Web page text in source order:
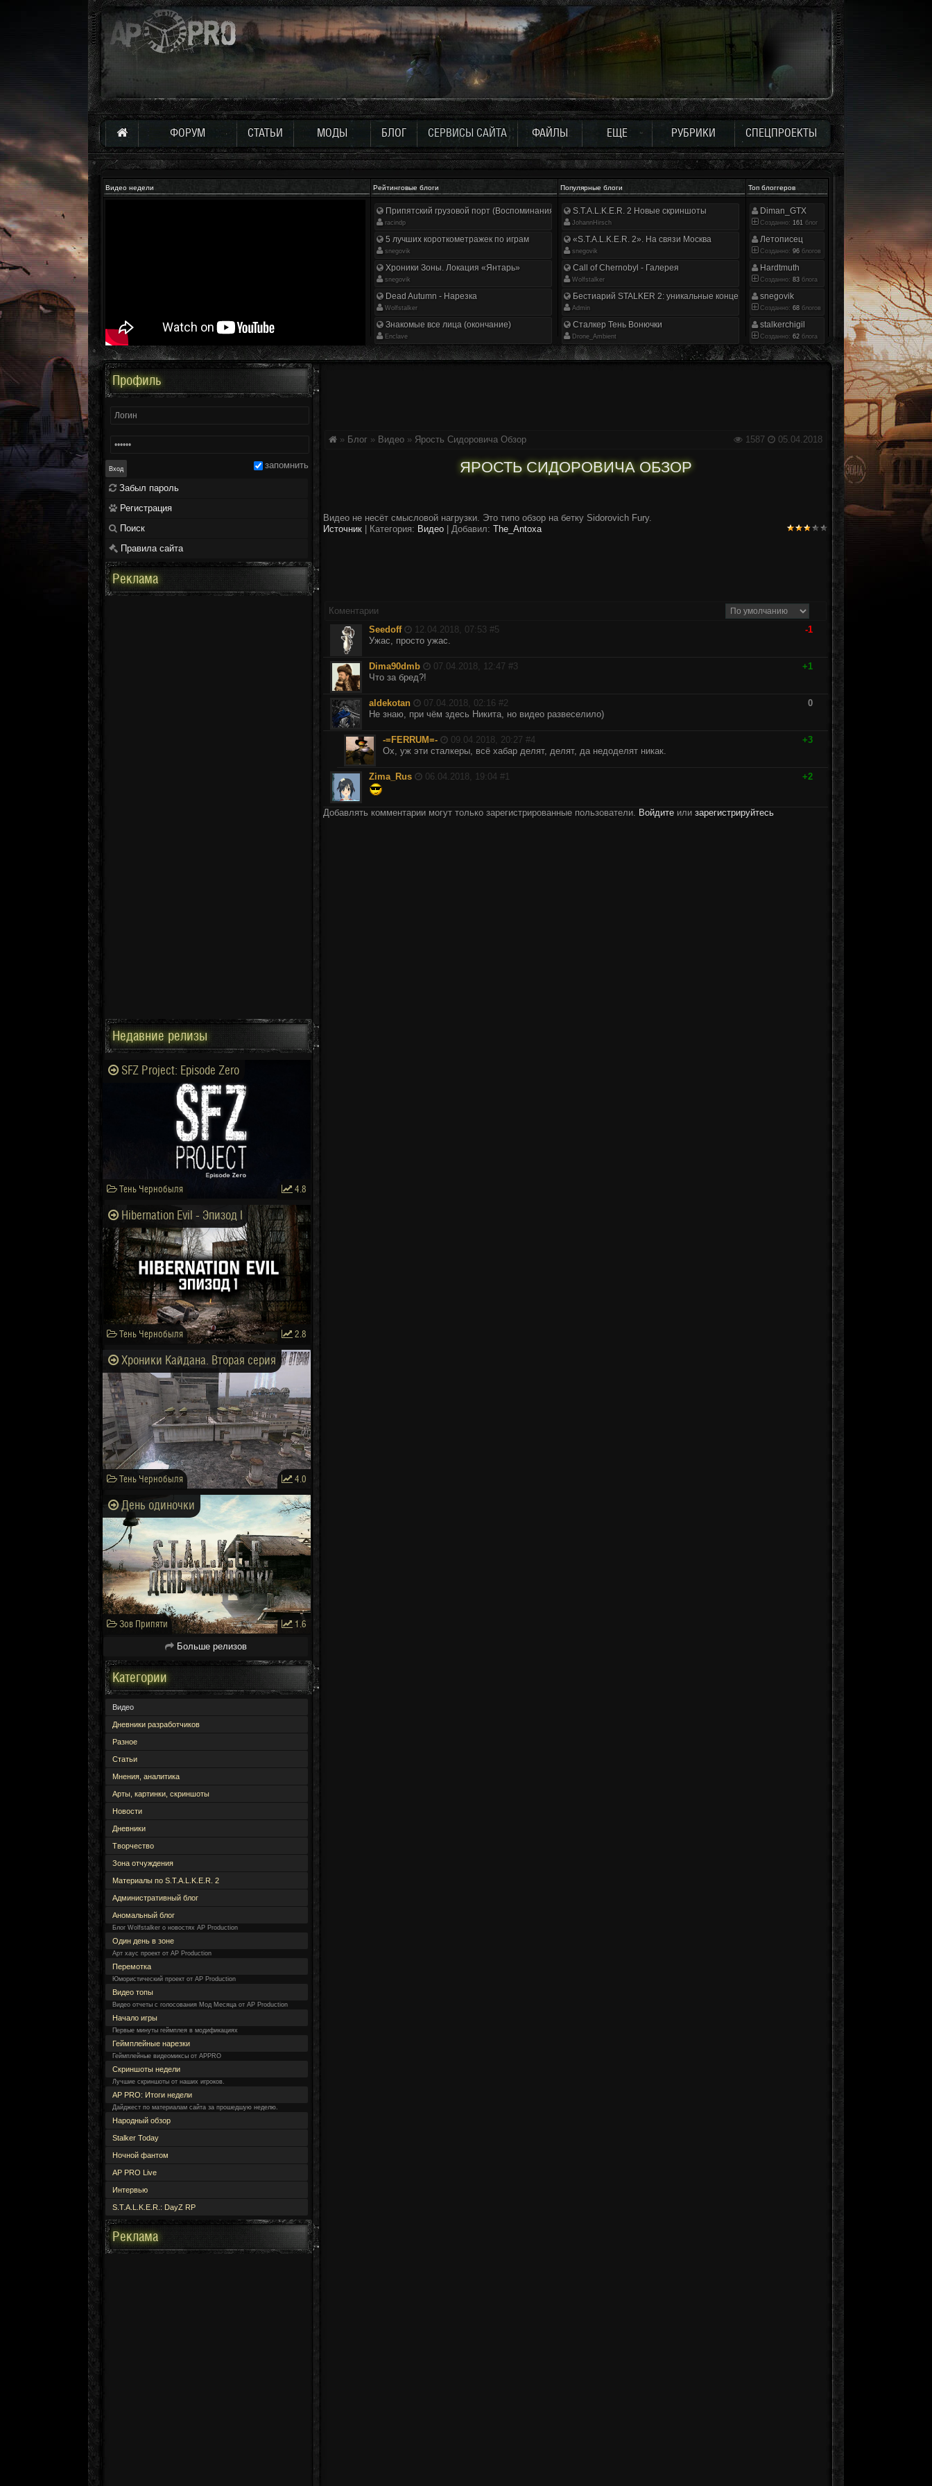
ФОРУМ СТАТЬИ МОДЫ БЛОГ СЕРВИСЫ САЙТА ФАЙЛЫ ЕЩЕ РУБРИКИ СПЕЦПРОЕКТЫ
Видео недели Рейтинговые блоги Популярные блоги Топ блоггеров
Припятский грузовой порт (Воспоминания ликвидатора)
racindp
5 лучших короткометражек по играм
snegovik
Хроники Зоны. Локация «Янтарь»
snegovik
Dead Autumn - Нарезка
Wolfstalker
Знакомые все лица (окончание)
Enclave
S.T.A.L.K.E.R. 2 Новые скриншоты
JohannHirsch
«S.T.A.L.K.E.R. 2». На связи Москва
snegovik
Call of Chernobyl - Галерея
Wolfstalker
Бестиарий STALKER 2: уникальные концепт-арты
Аdmin
Сталкер Тень Вонючки
Drone_Ambient
Diman_GTX
Созданно: 161 блог
Летописец
Созданно: 96 блогов
Hardtmuth
Созданно: 83 блога
snegovik
Созданно: 68 блогов
stalkerchigil
Созданно: 62 блога
1587 05.04.2018
» Блог » Видео » Ярость Сидоровича Обзор
ЯРОСТЬ СИДОРОВИЧА ОБЗОР
Видео не несёт смысловой нагрузки. Это типо обзор на бетку Sidorovich Fury.
Источник
Категория: Видео | Добавил: The_Antoxa
Коментарии
Seedoff
12.04.2018, 07:53 #5
-1
Ужас, просто ужас.
Dima90dmb 07.04.2018, 12:47 #3
+1
Что за бред?!
aldekotan 07.04.2018, 02:16 #2
0
Не знаю, при чём здесь Никита, но видео развеселило)
-=FERRUM=- 09.04.2018, 20:27 #4
+3
Ох, уж эти сталкеры, всё хабар делят, делят, да недоделят никак.
Zima_Rus 06.04.2018, 19:04 #1 +2
Добавлять комментарии могут только зарегистрированные пользователи. Войдите или зарегистрируйтесь
Профиль
запомнить
Забыл пароль
Регистрация
Поиск
Правила сайта
Реклама
Недавние релизы
SFZ Project: Episode Zero
Тень Чернобыля 4.8
Hibernation Evil - Эпизод I
Тень Чернобыля 2.8
Хроники Кайдана. Вторая серия
Тень Чернобыля 4.0
День одиночки
Зов Припяти 1.6
Больше релизов
Категории
Видео
Дневники разработчиков
Разное
Статьи
Мнения, аналитика
Арты, картинки, скриншоты
Новости
Дневники
Творчество
Зона отчуждения
Материалы по S.T.A.L.K.E.R. 2
Административный блог
Аномальный блог
Блог Wolfstalker о новостях AP Production
Один день в зоне
Арт хаус проект от AP Production
Перемотка
Юмористический проект от AP Production
Видео топы
Видео отчеты с голосования Мод Месяца от AP Production
Начало игры
Первые минуты геймплея в модификациях
Геймплейные нарезки
Геймплейные видеомиксы от APPRO
Скриншоты недели
Лучшие скриншоты от наших игроков.
AP PRO: Итоги недели
Дайджест по материалам сайта за прошедшую неделю.
Народный обзор
Stalker Today
Ночной фантом
AP PRO Live
Интервью
S.T.A.L.K.E.R.: DayZ RP
Реклама